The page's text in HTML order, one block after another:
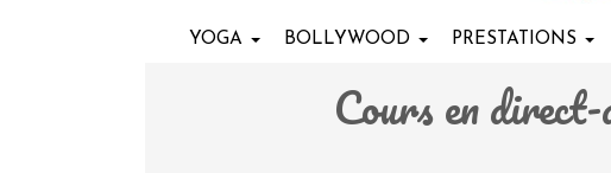
YOGA BOLLYWOOD PRESTATIONS
Cours en